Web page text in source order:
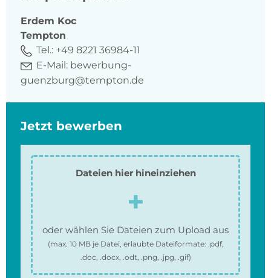
Erdem Koc
Tempton
Tel.: +49 8221 36984-11
E-Mail: bewerbung-
guenzburg@tempton.de
Jetzt bewerben
Dateien hier hineinziehen
oder wählen Sie Dateien zum Upload aus
(max. 10 MBje Datei, erlaubte Dateiformate: .pdf,
.doc, .docx, .odt, .png, .jpg, .gif)